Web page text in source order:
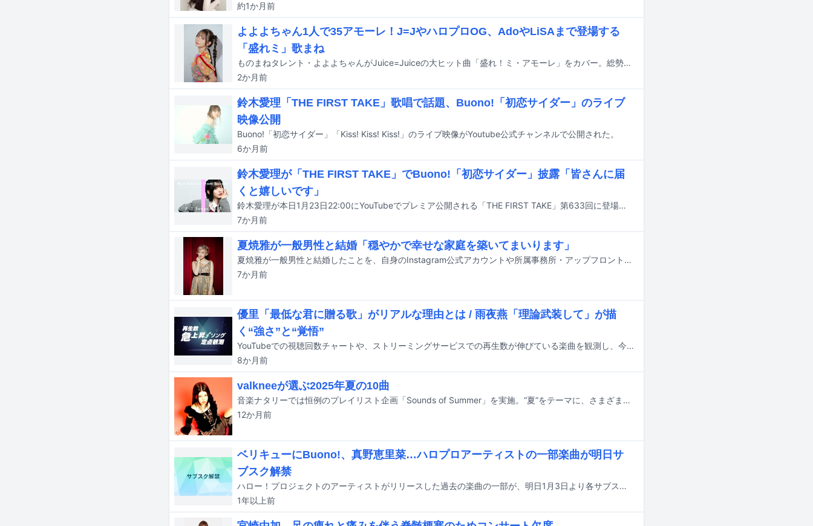
約1か月前
よよよちゃん1人で35アモーレ！J=JやハロプロOG、AdoやLiSAまで登場する
「盛れミ」歌まね
ものまねタレント・よよよちゃんがJuice=Juiceの大ヒット曲「盛れ！ミ・アモーレ」をカバー。総勢35人分の歌まねで構成したカバー動画をYouTubeで公開した。
2か月前
鈴木愛理「THE FIRST TAKE」歌唱で話題、Buono!「初恋サイダー」のライブ
映像公開
Buono!「初恋サイダー」「Kiss! Kiss! Kiss!」のライブ映像がYoutube公式チャンネルで公開された。
6か月前
鈴木愛理が「THE FIRST TAKE」でBuono!「初恋サイダー」披露「皆さんに届
くと嬉しいです」
鈴木愛理が本日1月23日22:00にYouTubeでプレミア公開される「THE FIRST TAKE」第633回に登場する。
7か月前
夏焼雅が一般男性と結婚「穏やかで幸せな家庭を築いてまいります」
夏焼雅が一般男性と結婚したことを、自身のInstagram公式アカウントや所属事務所・アップフロントのオフィシャルサイトにて発表した。
7か月前
優里「最低な君に贈る歌」がリアルな理由とは / 雨夜燕「理論武装して」が描
く“強さ”と“覚悟”
YouTubeでの視聴回数チャートや、ストリーミングサービスでの再生数が伸びている楽曲を観測し、今何が注目されているのかを解説する週イチ連載「再生数急上昇ソング定点観測」。今週はYouTubeで11月14日から11月20日にかけて集計されたミュージックビデオランキングの中から要注目トピックをピックアップします。
8か月前
valkneeが選ぶ2025年夏の10曲
音楽ナタリーでは恒例のプレイリスト企画「Sounds of Summer」を実施。“夏”をテーマに、さまざまなアーティストの選曲によるプレイリストを随時掲載していく。第11回となる今回はvalkneeが選んだ10曲をコメントとともに紹介する。
12か月前
ベリキューにBuono!、真野恵里菜…ハロプロアーティストの一部楽曲が明日サ
ブスク解禁
ハロー！プロジェクトのアーティストがリリースした過去の楽曲の一部が、明日1月3日より各サブスクリプションサービスで配信される。
1年以上前